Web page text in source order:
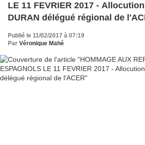
LE 11 FEVRIER 2017 -
DURAN délégué régional de
Publié le 11/02/2017 à 07:19
Par Véronique Mahé